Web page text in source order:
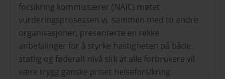
forsikring kommissærer (NAIC) møtet
vurderingsprosessen vi, sammen med to andre
organisasjoner, presenterte en rekke
anbefalinger for å styrke hastigheten på både
statlig og føderalt nivå slik at alle forbrukere vil
være trygg ganske priset helseforsikring.